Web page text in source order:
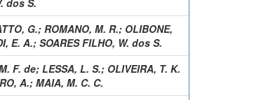
G.; ROMANO, M. R.; OLIBONE,
E. A.; SOARES FILHO, W. dos S.
F. de; LESSA, L. S.; OLIVEIRA, T. K.
A.; MAIA, M. C. C.